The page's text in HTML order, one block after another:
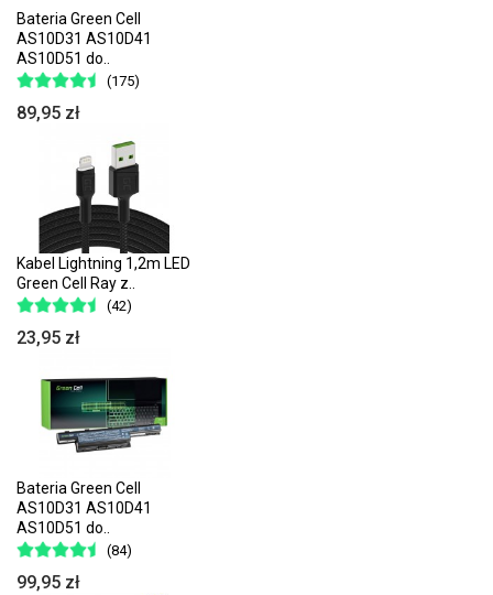
Bateria Green Cell
AS10D31 AS10D41
AS10D51 do..
(175)
89,95 zł
Kabel Lightning 1,2m LED
Green Cell Ray z..
(42)
23,95 zł
Bateria Green Cell
AS10D31 AS10D41
AS10D51 do..
(84)
99,95 zł